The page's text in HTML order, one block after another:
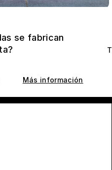
se fabrican
Más información